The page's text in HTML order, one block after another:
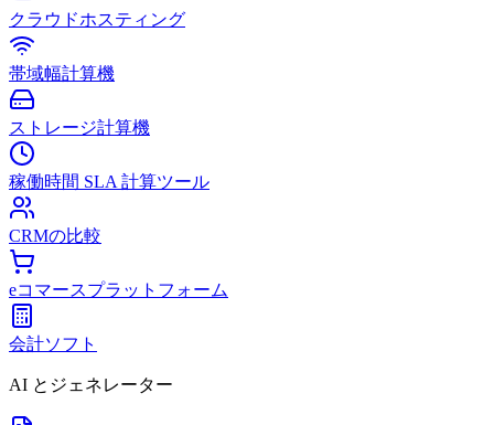
クラウドホスティング
帯域幅計算機
ストレージ計算機
稼働時間 SLA 計算ツール
CRMの比較
eコマースプラットフォーム
会計ソフト
AI とジェネレーター